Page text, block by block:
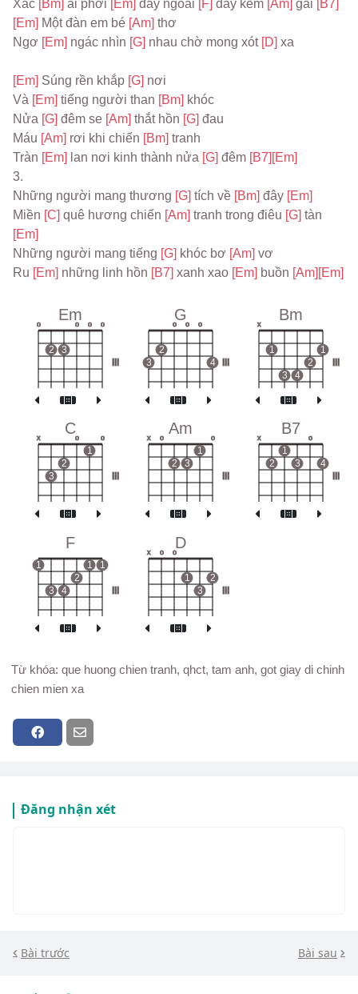
Xác [Bm] ai phơi [Em] đầy ngoài [F] dây kẽm [Am] gai [B7]
[Em] Một đàn em bé [Am] thơ
Ngơ [Em] ngác nhìn [G] nhau chờ mong xót [D] xa
[Em] Súng rền khắp [G] nơi
Và [Em] tiếng người than [Bm] khóc
Nửa [G] đêm se [Am] thắt hồn [G] đau
Máu [Am] rơi khi chiến [Bm] tranh
Tràn [Em] lan nơi kinh thành nửa [G] đêm [B7] [Em]
3.
Những người mang thương [G] tích về [Bm] đây [Em]
Miền [C] quê hương chiến [Am] tranh trong điêu [G]
[Em]
Những người mang tiếng [G] khóc bơ [Am] vơ
Ru [Em] những linh hồn [B7] xanh xao [Em] buồn [Am] [Em]
Em
o
2 3
o o o
G
3
2
o o o
4
Bm
x
1
3 4
2
1
C
x
3
2
o
1
o
Am
x o
2 3
1
o
B7
x
2
1
3
o
4
F
1
3 4
2
1 1
D
x o o
1
3
2
Từ khóa: que huong chien tranh, qhct, tam anh, got giay di chinh
chien mien xa
Đăng nhận xét
Bài trước Bài sau